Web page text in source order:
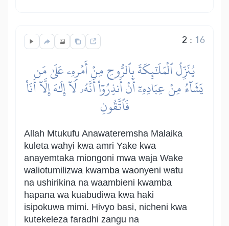
2 : 16
يُنَزِّلُ ٱلۡمَلَٰٓئِكَةَ بِٱلرُّوحِ مِنۡ أَمۡرِهِۦ عَلَىٰ مَن
يَشَآءُ مِنۡ عِبَادِهِۦٓ أَنۡ أَنذِرُوٓاْ أَنَّهُۥ لَآ إِلَٰهَ إِلَّآ أَنَا۠
فَٱتَّقُونِ
Allah Mtukufu Anawateremsha Malaika
kuleta wahyi kwa amri Yake kwa
anayemtaka miongoni mwa waja Wake
waliotumilizwa kwamba waonyeni watu
na ushirikina na waambieni kwamba
hapana wa kuabudiwa kwa haki
isipokuwa mimi. Hivyo basi, nicheni kwa
kutekeleza faradhi zangu na